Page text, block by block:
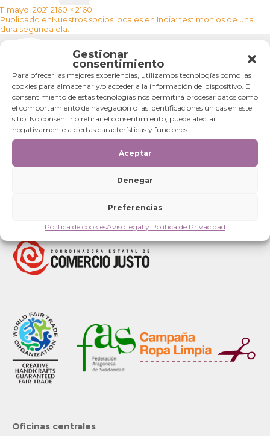
Gestionar
consentimiento
Para ofrecer las mejores experiencias, utilizamos tecnologías como las
cookies para almacenar y/o acceder a la información del dispositivo. El
consentimiento de estas tecnologías nos permitirá procesar datos como
el comportamiento de navegación o las identificaciones únicas en este
sitio. No consentir o retirar el consentimiento, puede afectar
negativamente a ciertas características y funciones.
Aceptar
Denegar
Preferencias
Política de cookiesAviso legal y Política de Privacidad
Publicado
el
11 mayo, 2021 Tamaño
completo
2160 × 2160
Navegación
de
entradas
Publicado enNuestros socios locales en India: testimonios de una
dura segunda ola.
Categorías
Oficinas centrales